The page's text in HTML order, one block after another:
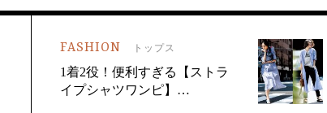
FASHION トップス
1着2役！便利すぎる【ストラ
イプシャツワンピ】…